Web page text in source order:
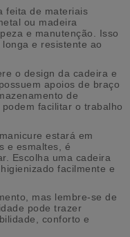
feita de materiais
ou madeira
e manutenção. Isso
e resistente ao
o design da cadeira e
apoios de braço
de
facilitar o trabalho
estará em
e esmaltes, é
Escolha uma cadeira
facilmente e
mas lembre-se de
pode trazer
conforto e